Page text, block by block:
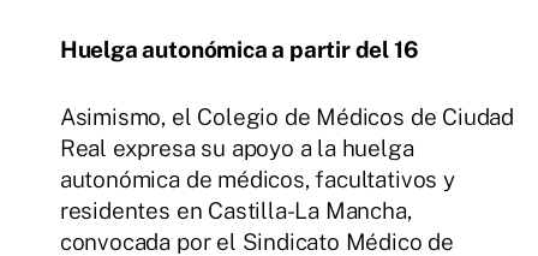
Huelga autonómica a partir del 16
Asimismo, el Colegio de Médicos de Ciudad
Real expresa su apoyo a la huelga
autonómica de médicos, facultativos y
residentes en Castilla-La Mancha,
convocada por el Sindicato Médico de